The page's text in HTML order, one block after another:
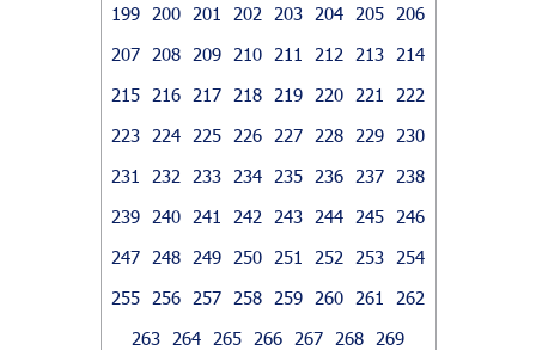
199
200 201 202 203 204 205
206
207
208 209 210 211 212 213
214
215
216 217 218 219 220 221
222
223
224 225 226 227 228 229
230
231
232 233 234 235 236 237
238
239
240 241 242 243 244 245
246
247
248 249 250 251 252 253
254
255
256 257 258 259 260 261
262
263
264 265 266 267 268 269